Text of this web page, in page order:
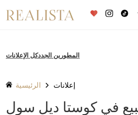
الى
كل الإعلاناتالمطورين الجدد
الرئيسية إعلانات
في كوستا ديل سول